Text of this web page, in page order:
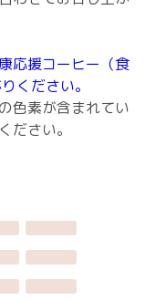
応援コーヒー（食
ください。
色素が含まれてい
ださい。